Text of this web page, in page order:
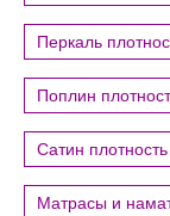
Перкаль
Поплин
Сатин
Матрасы и